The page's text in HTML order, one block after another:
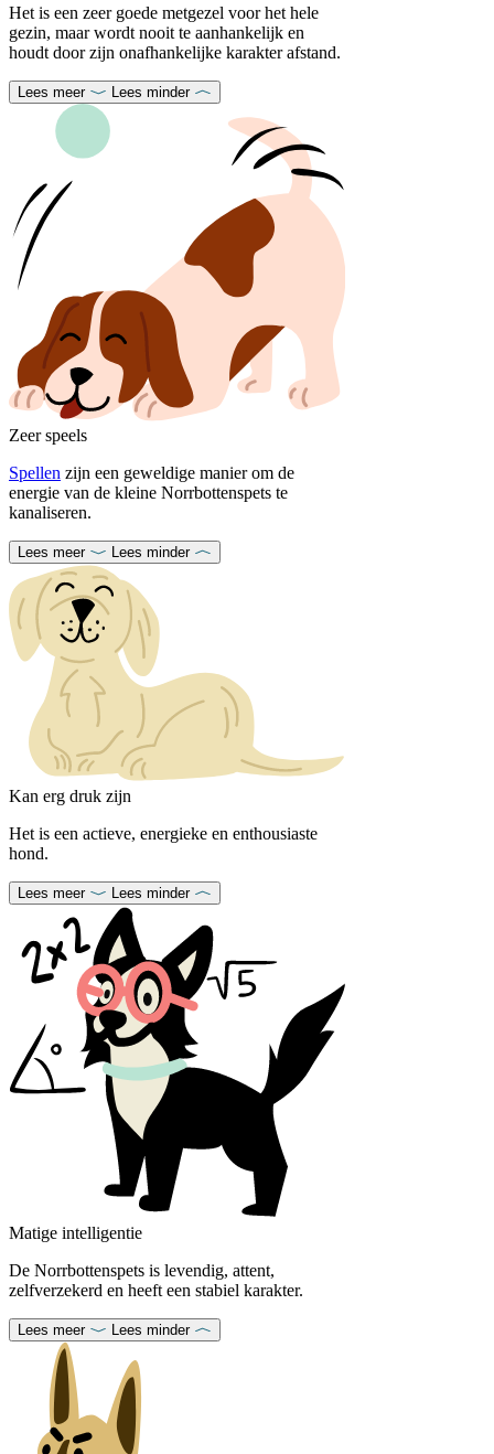
Het is een zeer goede metgezel voor het hele
gezin, maar wordt nooit te aanhankelijk en
houdt door zijn onafhankelijke karakter afstand.
Lees meer Lees minder
Zeer speels
Spellen zijn een geweldige manier om de
energie van de kleine Norrbottenspets te
kanaliseren.
Lees meer Lees minder
Kan erg druk zijn
Het is een actieve, energieke en enthousiaste
hond.
Lees meer Lees minder
Matige intelligentie
De Norrbottenspets is levendig, attent,
zelfverzekerd en heeft een stabiel karakter.
Lees meer Lees minder